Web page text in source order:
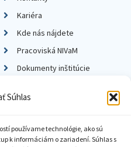
Súhlas
používame technológie, ako sú
k informáciám o zariadení. Súhlas s
Kariéra
Kde nás nájdete
Pracoviská NIVaM
Dokumenty inštitúcie